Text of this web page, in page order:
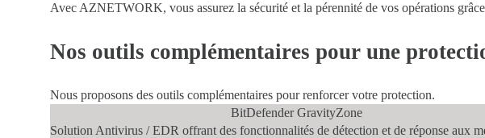
Avec AZNETWORK, vous assurez la sécurité et la pérennité de vos opérations
Nos outils complémentaires pour une
Nous proposons des outils complémentaires pour renforcer votre protection.
BitDefender GravityZone
Solution Antivirus / EDR offrant des fonctionnalités de détection et de réponse aux